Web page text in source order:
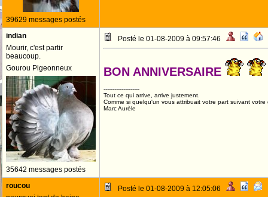
39629 messages postés
indian
Mourir, c'est partir
beaucoup.
Gourou Pigeonneux
35642 messages postés
Posté le 01-08-2009 à 09:57:46
BON ANNIVERSAIRE
--------------------
Tout ce qui arrive, arrive justement.
Comme si quelqu'un vous attribuait votre part suivant votre
Marc Aurèle
roucou
Posté le 01-08-2009 à 12:05:06